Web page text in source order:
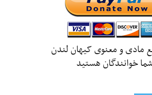
مادی و معنوی کیهان لندن
خوانندگان هستید